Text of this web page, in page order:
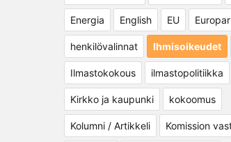
Energia English EU
henkilövalinnat Ihmisoikeudet
Ilmastokokous ilmastopolitiikka
Kirkko ja kaupunki kokoomus
Kolumni / Artikkeli Komission